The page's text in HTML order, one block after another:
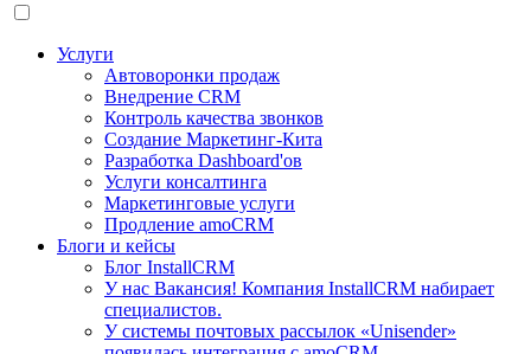
Услуги
Автоворонки продаж
Внедрение CRM
Контроль качества звонков
Создание Маркетинг-Кита
Разработка Dashboard'ов
Услуги консалтинга
Маркетинговые услуги
Продление amoCRM
Блоги и кейсы
Блог InstallCRM
У нас Вакансия! Компания InstallCRM набирает
специалистов.
У системы почтовых рассылок «Unisender»